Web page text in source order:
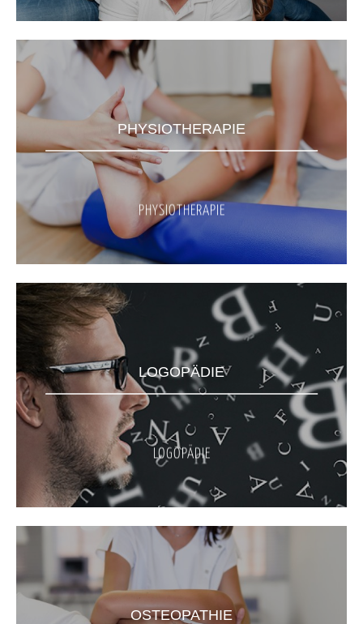
PHYSIOTHERAPIE
PHYSIOTHERAPIE
LOGOPÄDIE
LOGOPÄDIE
OSTEOPATHIE